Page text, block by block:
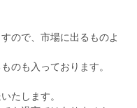
ので、市場に出るものよ
のも入っております。
たします。